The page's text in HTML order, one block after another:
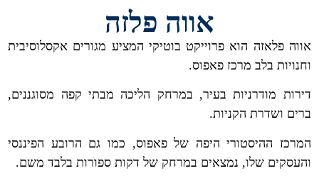
אווה פלזה
אווה פלאזה הוא פרוייקט בוטיקי המציע מגורים אקסלוסיבית
וחנויות בלב מרכז פאפוס.
דירות מודרניות בעיר, במרחק הליכה מבתי קפה מסוגננים,
ברים ושדרת הקניות.
המרכז ההיסטורי היפה של פאפוס, כמו גם הרובע הפיננסי
והעסקים שלו, נמצאים במרחק של דקות ספורות בלבד משם.